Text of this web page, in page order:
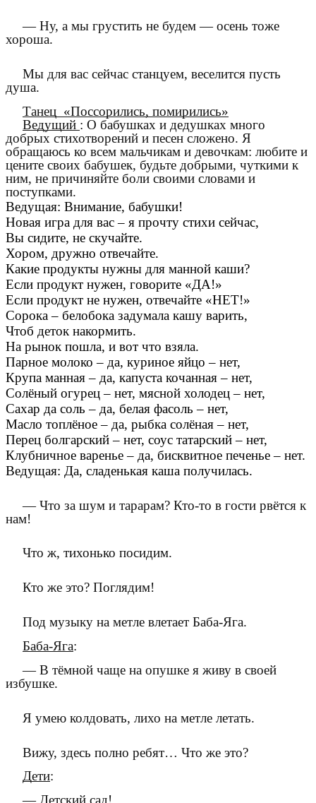
— Ну, а мы грустить не будем — осень тоже
хороша.
Мы для вас сейчас станцуем, веселится пусть
душа.
Танец «Поссорились, помирились»
Ведущий : О бабушках и дедушках много
добрых стихотворений и песен сложено. Я
обращаюсь ко всем мальчикам и девочкам: любите и
цените своих бабушек, будьте добрыми, чуткими к
ним, не причиняйте боли своими словами и
поступками.
Ведущая: Внимание, бабушки!
Новая игра для вас – я прочту стихи сейчас,
Вы сидите, не скучайте.
Хором, дружно отвечайте.
Какие продукты нужны для манной каши?
Если продукт нужен, говорите «ДА!»
Если продукт не нужен, отвечайте «НЕТ!»
Сорока – белобока задумала кашу варить,
Чтоб деток накормить.
На рынок пошла, и вот что взяла.
Парное молоко – да, куриное яйцо – нет,
Крупа манная – да, капуста кочанная – нет,
Солёный огурец – нет, мясной холодец – нет,
Сахар да соль – да, белая фасоль – нет,
Масло топлёное – да, рыбка солёная – нет,
Перец болгарский – нет, соус татарский – нет,
Клубничное варенье – да, бисквитное печенье – нет.
Ведущая: Да, сладенькая каша получилась.
— Что за шум и тарарам? Кто-то в гости рвётся к
нам!
Что ж, тихонько посидим.
Кто же это? Поглядим!
Под музыку на метле влетает Баба-Яга.
Баба-Яга:
— В тёмной чаще на опушке я живу в своей
избушке.
Я умею колдовать, лихо на метле летать.
Вижу, здесь полно ребят… Что же это?
Дети: